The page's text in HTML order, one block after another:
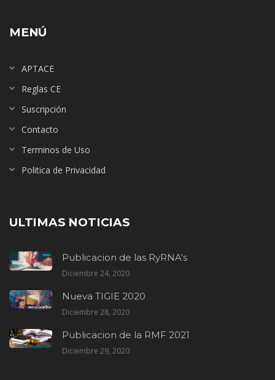
MENÚ
APTACE
Reglas CE
Suscripción
Contacto
Terminos de Uso
Politica de Privacidad
ULTIMAS NOTICIAS
Publicacion de las RyRNA's
Diciembre 24, 2020
Nueva TIGIE 2020
Diciembre 28, 2020
Publicacion de la RMF 2021
Diciembre 29, 2020